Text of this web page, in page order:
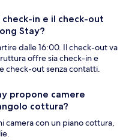
in e il check-out
Stay?
dalle 16:00. Il check-out va
offre sia check-in e
check-out senza contatti.
propone camere
cottura?
camera con un piano cottura,